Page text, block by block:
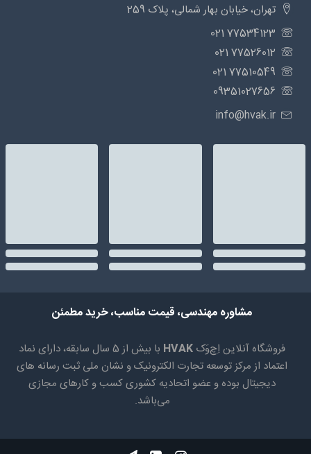
تهران، خیابان بهار شمالی، پلاک 259
77534123 021
77526012 021
77510549 021
09351027656
info@hvak.ir
مشاوره مهندسی، قیمت مناسب، خرید مطمئن
فروشگاه آنلاین اِچ‌وَک HVAK
با بیش از 5 سال سابقه، دارای نماد
اعتماد از مرکز توسعه تجارت الکترونیک و نشان ملی ثبت رسانه های
دیجیتال بوده و عضو اتحادیه کشوری کسب و کارهای مجازی
می‌باشد.